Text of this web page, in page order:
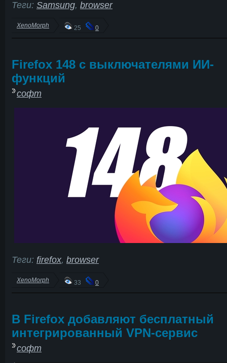
Теги: Samsung, browser
XenoMorph 25 0
Firefox 148 с выключателями ИИ-
функций
софт
Теги: firefox, browser
XenoMorph 33 0
В Firefox добавляют бесплатный
интегрированный VPN-сервис
софт